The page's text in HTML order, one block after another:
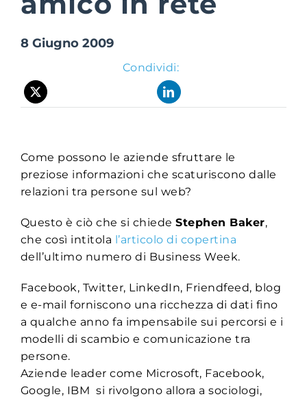
Suite Login
8 Giugno 2009
Condividi:
Come possono le aziende sfruttare le
preziose informazioni che scaturiscono dalle
relazioni tra persone sul web?
Questo è ciò che si chiedeStephen Baker,
che così intitola l’articolo di copertina
dell’ultimo numero di Business Week.
Facebook, Twitter, LinkedIn, Friendfeed, blog
e e-mail forniscono una ricchezza di dati fino
a qualche anno fa impensabile sui percorsi e i
modelli di scambio e comunicazione tra
persone.
Aziende leader come Microsoft, Facebook,
Google, IBM si rivolgono allora a sociologi,